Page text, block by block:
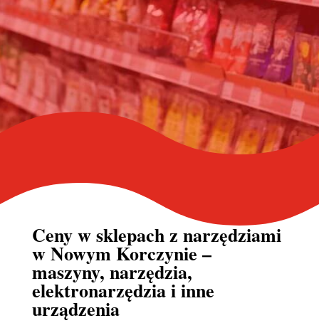
Ceny w sklepach z narzędziami
w Nowym Korczynie –
maszyny, narzędzia,
elektronarzędzia i inne
urządzenia